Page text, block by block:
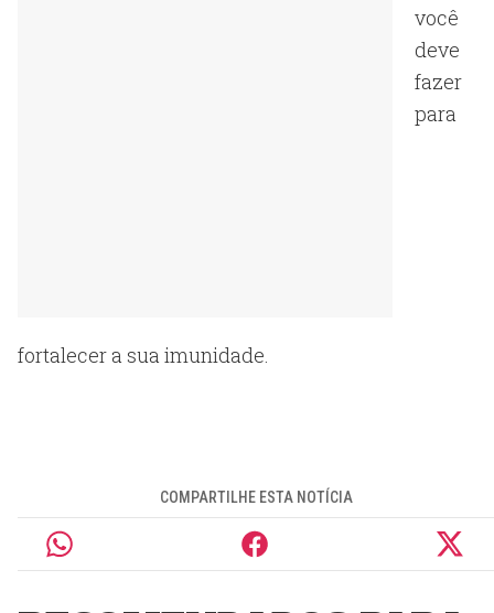
você
deve
fazer
para
fortalecer a sua imunidade.
COMPARTILHE ESTA NOTÍCIA